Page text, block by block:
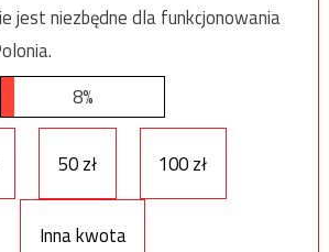
jest niezbędne dla funkcjonowania
8%
50 zł 100 zł
Inna kwota